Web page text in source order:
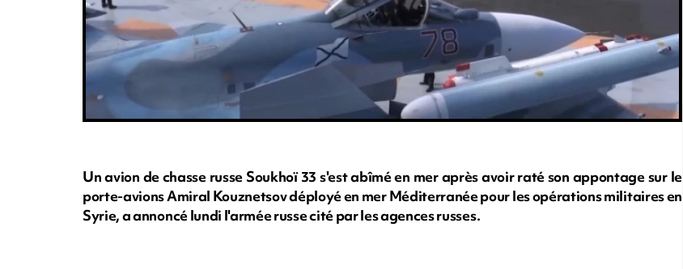
Un avion de chasse russe Soukhoï 33 s'est abîmé en mer après avoir raté son appontage sur le
porte-avions Amiral Kouznetsov déployé en mer Méditerranée pour les opérations militaires en
Syrie, a annoncé lundi l'armée russe cité par les agences russes.